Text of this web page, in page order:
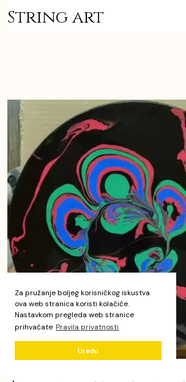
Za pružanje boljeg korisničkog iskustva
ova web stranica koristi kolačiće.
Nastavkom pregleda web stranice
prihvaćate Pravila privatnosti
Uredu
String art